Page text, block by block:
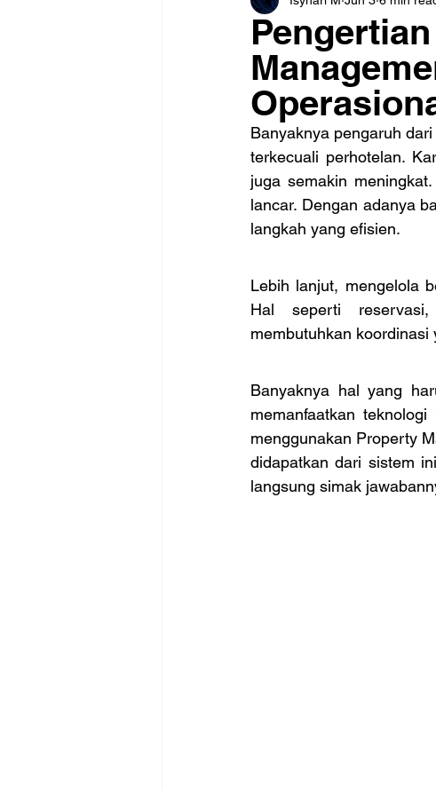
Banyaknya pengaruh
terkecuali perhotelan.
juga semakin
lancar. Dengan adanya
langkah yang efisien.
Lebih lanjut, mengelola
Hal seperti
membutuhkan koordinasi
Banyaknya hal yang
memanfaatkan
menggunakan Property
didapatkan dari sistem
langsung simak